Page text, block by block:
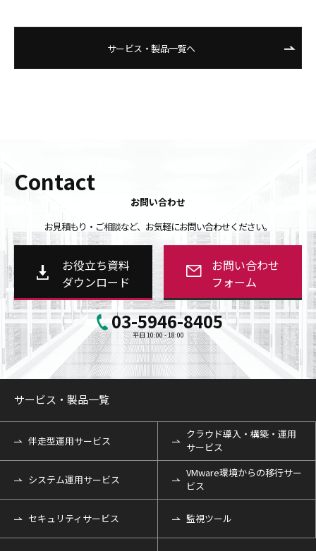
サービス・製品一覧へ
Contact
お問い合わせ
お見積もり・ご相談など、お気軽にお問い合わせください。
お役立ち資料
ダウンロード
お問い合わせ
フォーム
03-5946-8405
平日 10:00 - 18:00
サービス・製品一覧
伴走型運用サービス
クラウド導入・構築・運用
サービス
システム運用サービス
VMware環境からの移行サー
ビス
セキュリティサービス 監視ツール